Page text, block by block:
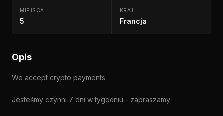
MIEJSCA
5
KRAJ
Francja
Opis
We accept crypto payments
Jesteśmy czynni 7 dni w tygodniu - zapraszamy